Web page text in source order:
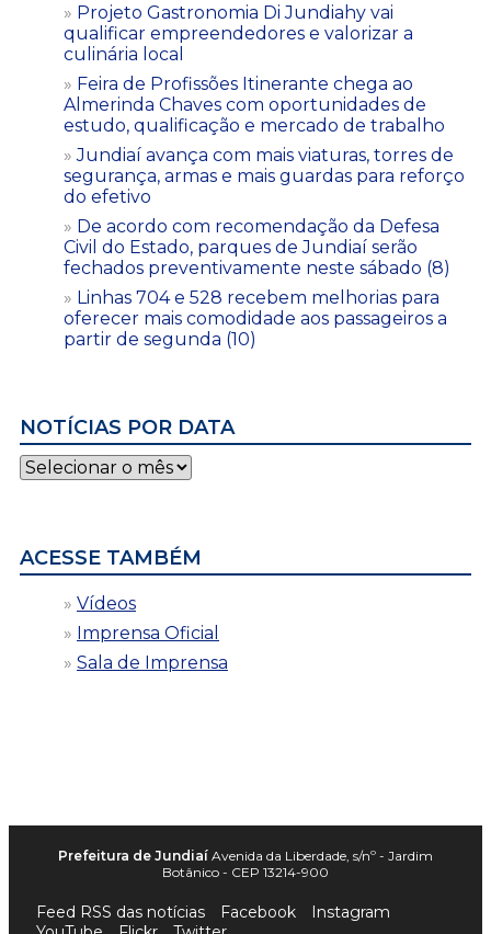
Projeto Gastronomia Di Jundiahy vai
qualificar empreendedores e valorizar a
culinária local
Feira de Profissões Itinerante chega ao
Almerinda Chaves com oportunidades de
estudo, qualificação e mercado de trabalho
Jundiaí avança com mais viaturas, torres de
segurança, armas e mais guardas para reforço
do efetivo
De acordo com recomendação da Defesa
Civil do Estado, parques de Jundiaí serão
fechados preventivamente neste sábado (8)
Linhas 704 e 528 recebem melhorias para
oferecer mais comodidade aos passageiros a
partir de segunda (10)
NOTÍCIAS POR DATA
Notícias
por
ACESSE TAMBÉM
Vídeos
Imprensa Oficial
Sala de Imprensa
Prefeitura de Jundiaí Avenida da Liberdade, s/nº - Jardim
Botânico - CEP 13214-900
Feed RSS das notícias Facebook
Instagram